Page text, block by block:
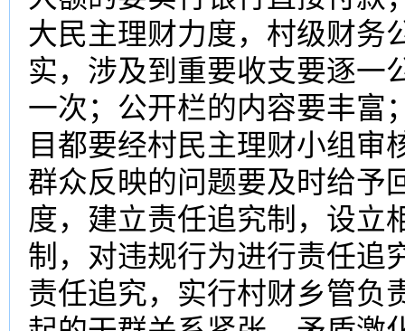
大民主理财力度，村级财务
实，涉及到重要收支要逐一
一次；公开栏的内容要丰富
目都要经村民主理财小组审
群众反映的问题要及时给予
度，建立责任追究制，设立
制，对违规行为进行责任追
责任追究，实行村财乡管负